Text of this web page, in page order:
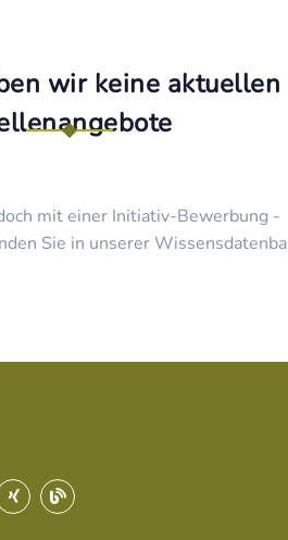
wir keine aktuellen
mit einer Initiativ-Bewerbung -
Sie in unserer